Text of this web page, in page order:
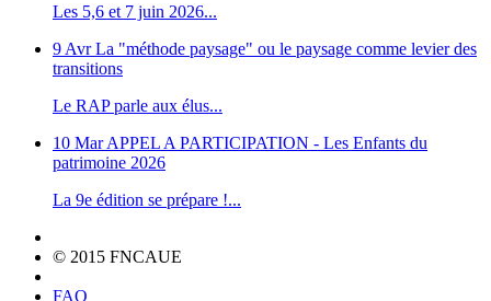
Les 5,6 et 7 juin 2026...
9 Avr La "méthode paysage" ou le paysage comme levier des
transitions
Le RAP parle aux élus...
10 Mar APPEL A PARTICIPATION - Les Enfants du
patrimoine 2026
La 9e édition se prépare !...
© 2015 FNCAUE
FAQ